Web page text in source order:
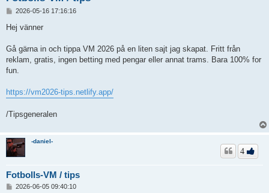
l
ä
g
2026-05-16 17:16:16
Hej vänner
Gå gärna in och tippa VM 2026 på en liten sajt jag skapat. Fritt från
reklam, gratis, ingen betting med pengar eller annat trams. Bara 100% for
fun.
https://vm2026-tips.netlify.app/
/Tipsgeneralen
-daniel-
Fotbolls-VM / tips
4
2026-06-05 09:40:10